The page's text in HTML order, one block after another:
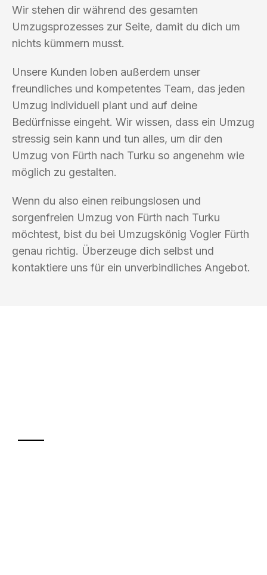
Wir stehen dir während des gesamten
Umzugsprozesses zur Seite, damit du dich um
nichts kümmern musst.
Unsere Kunden loben außerdem unser
freundliches und kompetentes Team, das jeden
Umzug individuell plant und auf deine
Bedürfnisse eingeht. Wir wissen, dass ein Umzug
stressig sein kann und tun alles, um dir den
Umzug von Fürth nach Turku so angenehm wie
möglich zu gestalten.
Wenn du also einen reibungslosen und
sorgenfreien Umzug von Fürth nach Turku
möchtest, bist du bei Umzugskönig Vogler Fürth
genau richtig. Überzeuge dich selbst und
kontaktiere uns für ein unverbindliches Angebot.